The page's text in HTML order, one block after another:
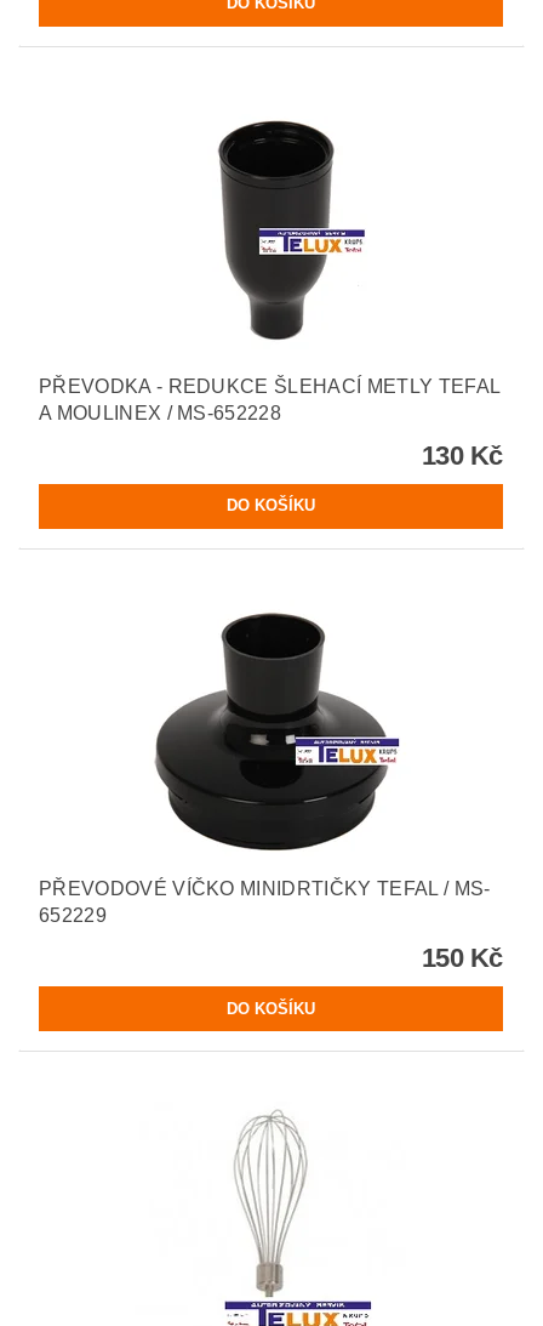
PŘEVODKA - REDUKCE ŠLEHACÍ METLY TEFAL
A MOULINEX / MS-652228
130 Kč
PŘEVODOVÉ VÍČKO MINIDRTIČKY TEFAL / MS-
652229
150 Kč